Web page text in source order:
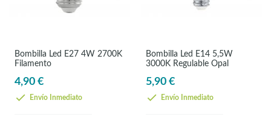
Bombilla Led E27 4W 2700K
Filamento
4,90 €
Envío Inmediato
Bombilla Led E14 5,5W
3000K Regulable Opal
5,90 €
Envío Inmediato